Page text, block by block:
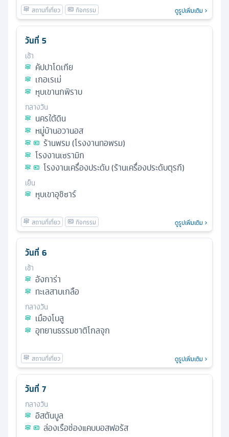
ดูรูปเพิ่มเติม
วันที่ 5
เช้า
คัปปาโดเกีย
เกอเรเม่
หุบเขานกพิราบ
กลางวัน
นครใต้ดิน
หมู่บ้านอวานอส
ร้านพรม (โรงงานทอพรม)
โรงงานเซรามิก
โรงงานเครื่องประดับ (ร้านเครื่องประดับตุรกี)
เย็น
หุบเขาอุชิซาร์
ดูรูปเพิ่มเติม
วันที่ 6
เช้า
อังการ่า
ทะเลสาบเกลือ
กลางวัน
เมืองโบลู
อุทยานธรรมชาติโกลจุก
ดูรูปเพิ่มเติม
วันที่ 7
กลางวัน
อิสตันบูล
ล่องเรือช่องแคบบอสฟอรัส